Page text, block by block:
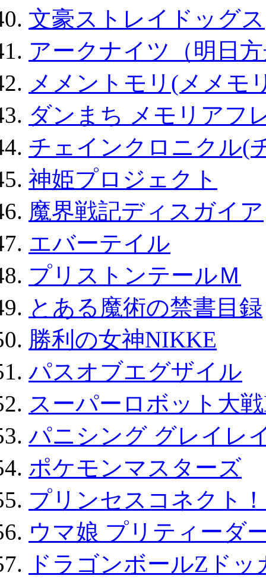
文豪ストレイドッグス
アークナイツ（明日
メメントモリ(メメモ
ダンまち メモリアフ
チェインクロニクル(
神姫プロジェクト
魔界戦記ディスガイア
エバーテイル
プリストンテールＭ
とある魔術の禁書目録
勝利の女神NIKKE
パスオブエグザイル
スーパーロボット大
パニシング グレイレ
ポケモンマスターズ
プリンセスコネクト
ウマ娘 プリティーダ
ドラゴンボールZド